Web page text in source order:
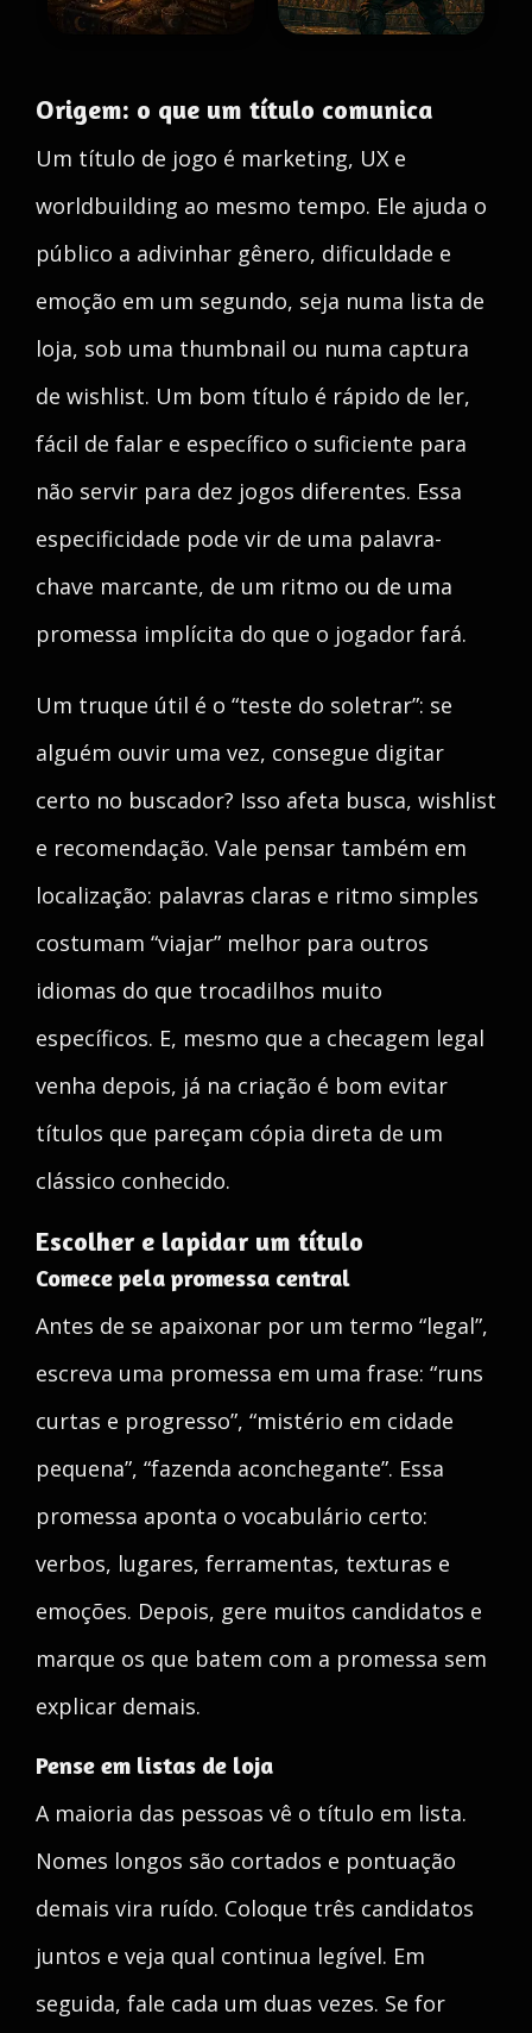
Origem: o que um título comunica
Um título de jogo é marketing, UX e
worldbuilding ao mesmo tempo. Ele ajuda o
público a adivinhar gênero, dificuldade e
emoção em um segundo, seja numa lista de
loja, sob uma thumbnail ou numa captura
de wishlist. Um bom título é rápido de ler,
fácil de falar e específico o suficiente para
não servir para dez jogos diferentes. Essa
especificidade pode vir de uma palavra-
chave marcante, de um ritmo ou de uma
promessa implícita do que o jogador fará.
Um truque útil é o “teste do soletrar”: se
alguém ouvir uma vez, consegue digitar
certo no buscador? Isso afeta busca, wishlist
e recomendação. Vale pensar também em
localização: palavras claras e ritmo simples
costumam “viajar” melhor para outros
idiomas do que trocadilhos muito
específicos. E, mesmo que a checagem legal
venha depois, já na criação é bom evitar
títulos que pareçam cópia direta de um
clássico conhecido.
Escolher e lapidar um título
Comece pela promessa central
Antes de se apaixonar por um termo “legal”,
escreva uma promessa em uma frase: “runs
curtas e progresso”, “mistério em cidade
pequena”, “fazenda aconchegante”. Essa
promessa aponta o vocabulário certo:
verbos, lugares, ferramentas, texturas e
emoções. Depois, gere muitos candidatos e
marque os que batem com a promessa sem
explicar demais.
Pense em listas de loja
A maioria das pessoas vê o título em lista.
Nomes longos são cortados e pontuação
demais vira ruído. Coloque três candidatos
juntos e veja qual continua legível. Em
seguida, fale cada um duas vezes. Se for